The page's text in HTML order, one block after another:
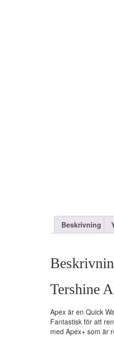
Beskrivning
Tershine
Apex är en Quick
Fantastisk för att
med Apex+ som är